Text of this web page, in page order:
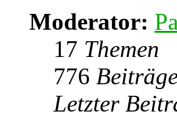
Moderator:
17 Themen
776
Letzter